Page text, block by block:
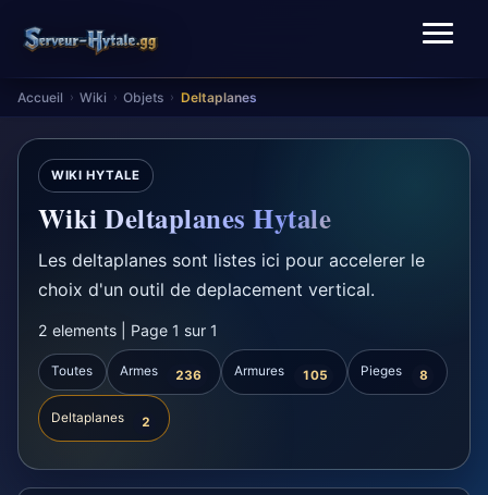
Accueil › Wiki › Objets › Deltaplanes
WIKI HYTALE
Wiki Deltaplanes Hytale
Les deltaplanes sont listes ici pour accelerer le
choix d'un outil de deplacement vertical.
2 elements | Page 1 sur 1
Toutes Armes 236 Armures 105 Pieges 8
Deltaplanes 2